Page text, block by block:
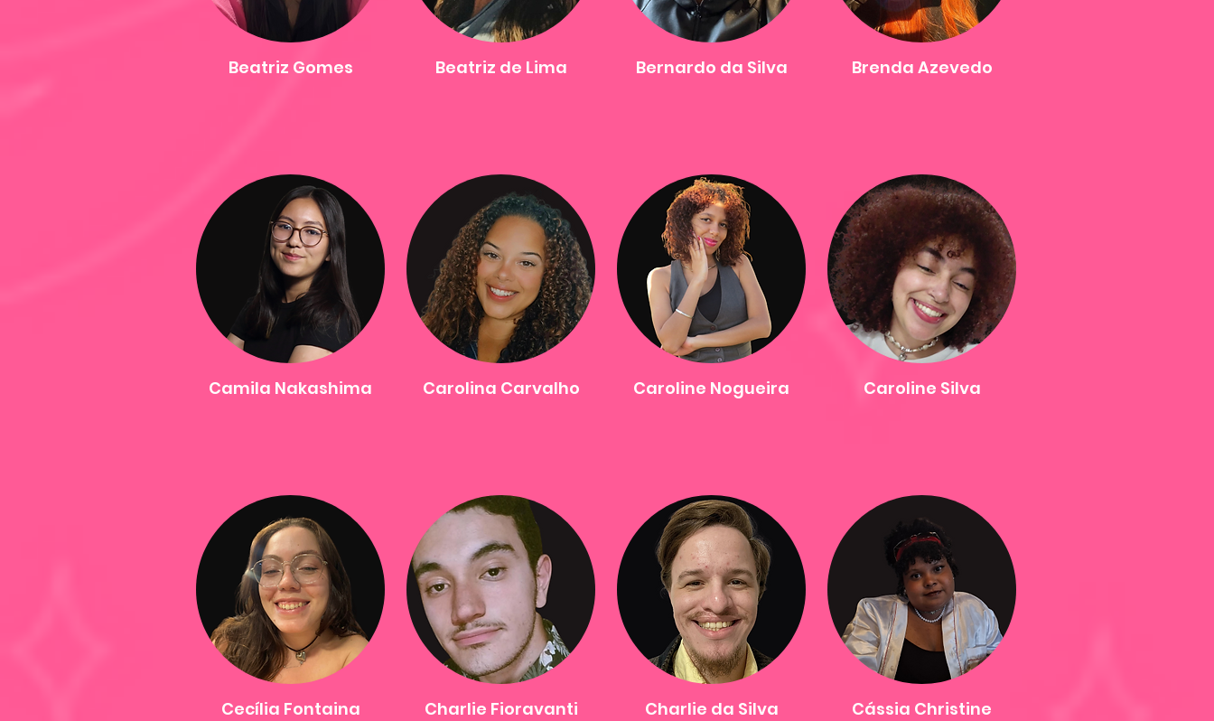
Beatriz Gomes
Camila Nakashima
Cecília Fontaina
Beatriz de Lima
Carolina Carvalho
Charlie Fioravanti
Bernardo da Silva
Caroline Nogueira
Charlie da Silva
Brenda Azevedo
Caroline Silva
Cássia Christine